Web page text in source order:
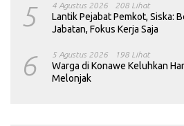
5 4 Agustus 2026 208 Lihat
Lantik Pejabat Pemkot, Siska:
Jabatan, Fokus Kerja Saja
6 5 Agustus 2026 198 Lihat
Warga di Konawe Keluhkan
Melonjak